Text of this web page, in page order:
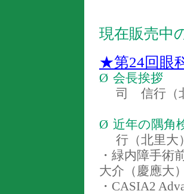
現在販売中
★第24回眼
Ø 会長挨拶
司 信行（
Ø 近年の
行（北里大
・ 緑内障手術
大介（慶應大
・ CASIA2